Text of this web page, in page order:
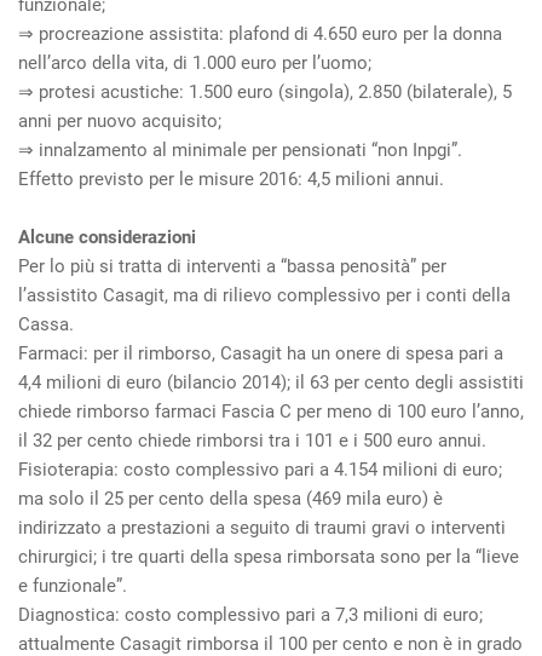
funzionale;
⇒ procreazione assistita: plafond di 4.650 euro per la donna
nell’arco della vita, di 1.000 euro per l’uomo;
⇒ protesi acustiche: 1.500 euro (singola), 2.850 (bilaterale), 5
anni per nuovo acquisito;
⇒ innalzamento al minimale per pensionati “non Inpgi”.
Effetto previsto per le misure 2016: 4,5 milioni annui.
Alcune considerazioni
Per lo più si tratta di interventi a “bassa penosità” per
l’assistito Casagit, ma di rilievo complessivo per i conti della
Cassa.
Farmaci: per il rimborso, Casagit ha un onere di spesa pari a
4,4 milioni di euro (bilancio 2014); il 63 per cento degli assistiti
chiede rimborso farmaci Fascia C per meno di 100 euro l’anno,
il 32 per cento chiede rimborsi tra i 101 e i 500 euro annui.
Fisioterapia: costo complessivo pari a 4.154 milioni di euro;
ma solo il 25 per cento della spesa (469 mila euro) è
indirizzato a prestazioni a seguito di traumi gravi o interventi
chirurgici; i tre quarti della spesa rimborsata sono per la “lieve
e funzionale”.
Diagnostica: costo complessivo pari a 7,3 milioni di euro;
attualmente Casagit rimborsa il 100 per cento e non è in grado